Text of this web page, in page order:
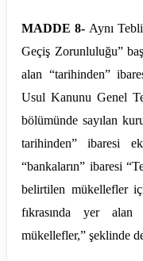
MADDE 8-Aynı
Geçiş Zorunluluğu”
alan “tarihinden”
Usul Kanunu Genel
bölümünde sayılan
tarihinden” ibaresi
“bankaların” ibaresi
belirtilen mükellefler
fıkrasında yer
mükellefler,” şeklinde